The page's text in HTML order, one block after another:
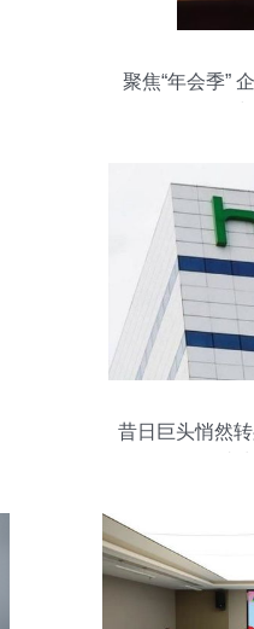
聚焦“年会季”
昔日巨头悄然